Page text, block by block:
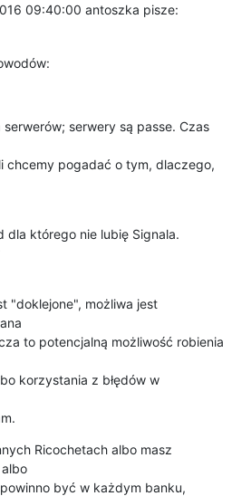
09:40:00 antoszka pisze:
serwery są passe. Czas
dla którego nie lubię Signala.
"doklejone", możliwa jest
Ricochetach albo masz
być w każdym banku,